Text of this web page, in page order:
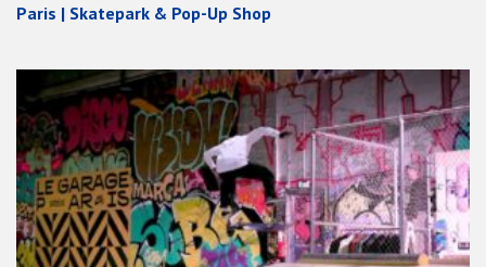
Paris | Skatepark & Pop-Up Shop